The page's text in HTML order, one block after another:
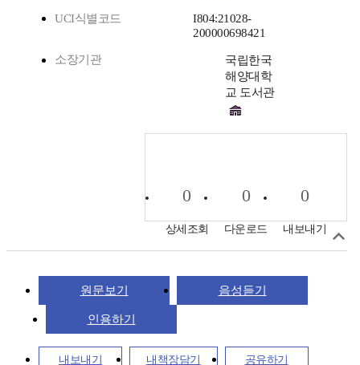
UCI식별코드
I804:21028-
200000698421
소장기관
국립한국
해양대학
교 도서관
0
상세조회
0
다운로드
0
내보내기
원문보기 음성듣기
인용하기
내보내기 내책장담기 공유하기